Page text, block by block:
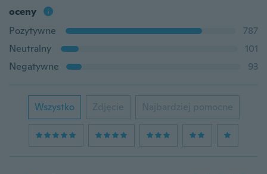
oceny
Pozytywne
787
Neutralny
101
Negatywne
93
Wszystko Zdjęcie Najbardziej pomocne